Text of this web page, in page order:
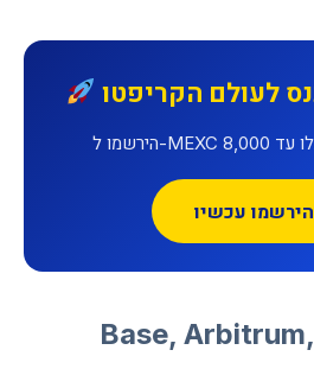
שלוש הגדולות: Base, Arbitrum,